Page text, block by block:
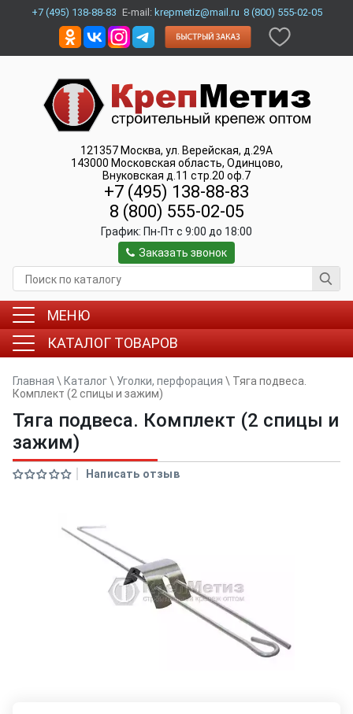
+7 (495) 138-88-83 E-mail: krepmetiz@mail.ru 8 (800) 555-02-05
121357 Москва, ул. Верейская, д.29А
143000 Московская область, Одинцово,
Внуковская д.11 стр.20 оф.7
+7 (495) 138-88-83
8 (800) 555-02-05
График: Пн-Пт c 9:00 до 18:00
Заказать звонок
МЕНЮ
КАТАЛОГ ТОВАРОВ
Главная \ Каталог\ Уголки, перфорация \ Тяга подвеса.
Комплект (2 спицы и зажим)
Тяга подвеса. Комплект (2 спицы и
зажим)
Написать отзыв